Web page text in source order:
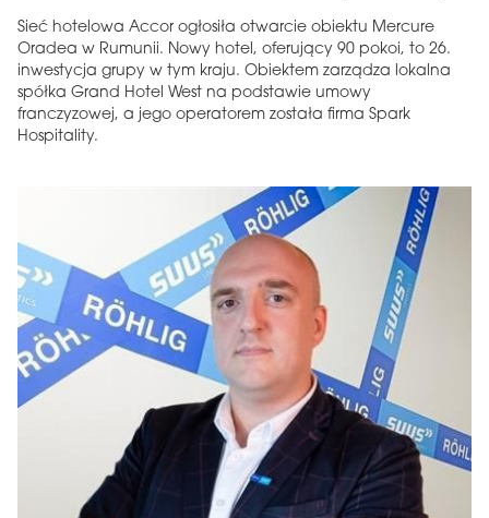
Sieć hotelowa Accor ogłosiła otwarcie obiektu Mercure
Oradea w Rumunii. Nowy hotel, oferujący 90 pokoi, to 26.
inwestycja grupy w tym kraju. Obiektem zarządza lokalna
spółka Grand Hotel West na podstawie umowy
franczyzowej, a jego operatorem została firma Spark
Hospitality.